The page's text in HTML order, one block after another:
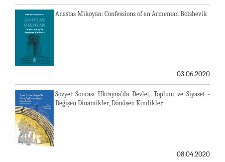
Anastas Mikoyan: Confessions of an Armenian Bolshevik
03.06.2020
Sovyet Sonrası Ukrayna’da Devlet, Toplum ve Siyaset -
Değişen Dinamikler, Dönüşen Kimlikler
08.04.2020